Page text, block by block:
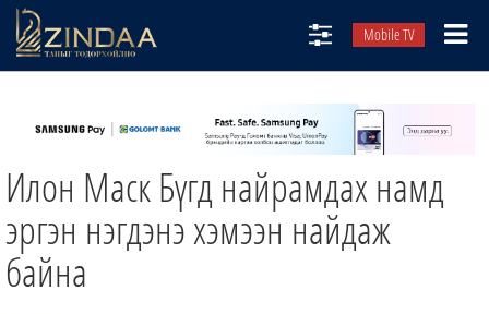
Mobile TV
ТВ8
ӨГЛӨӨНИЙ СОНИН
ЗИНДАА СЭТГҮҮЛ
Илон Маск Бүгд найрамдах намд
эргэн нэгдэнэ хэмээн найдаж
байна